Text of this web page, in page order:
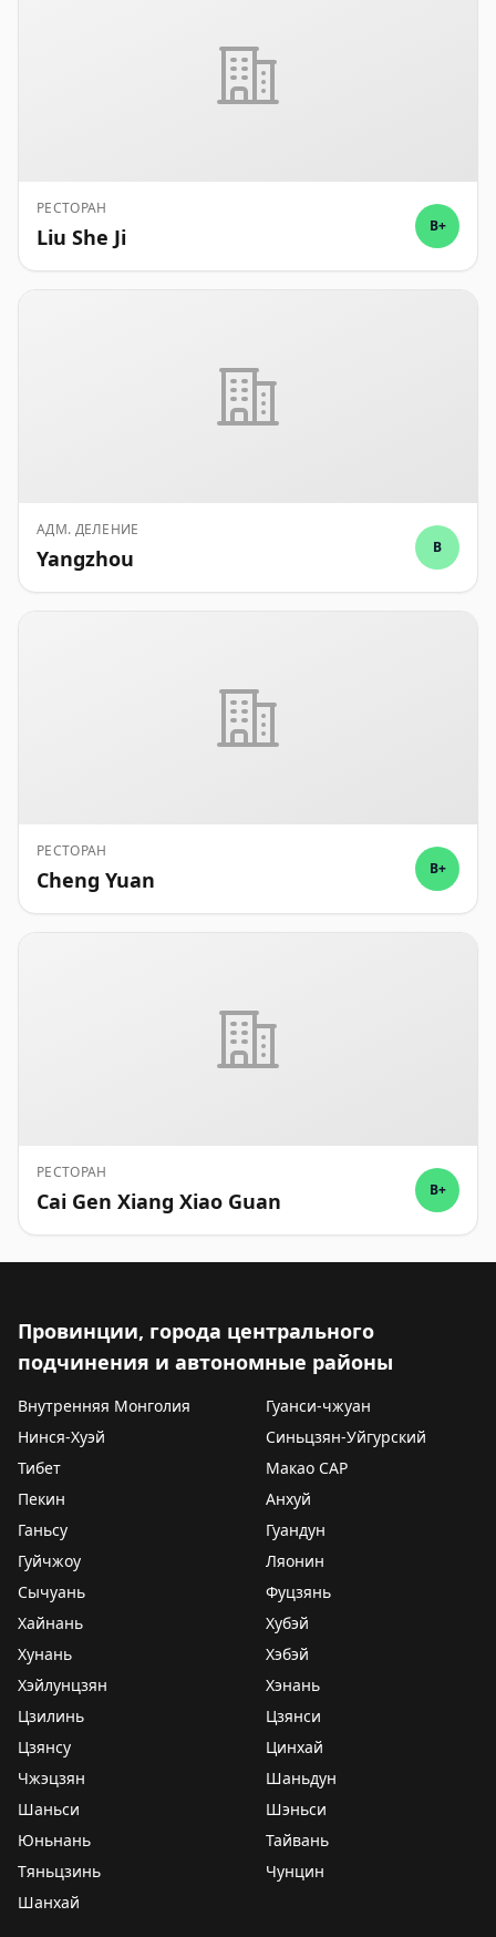
РЕСТОРАН
Liu She Ji B+
АДМ. ДЕЛЕНИЕ
Yangzhou B
РЕСТОРАН
Cheng Yuan B+
РЕСТОРАН
Cai Gen Xiang Xiao Guan B+
Провинции, города центрального
подчинения и автономные районы
Внутренняя Монголия
Гуанси-чжуан
Нинся-Хуэй
Синьцзян-Уйгурский
Тибет
Макао САР
Пекин
Анхуй
Ганьсу
Гуандун
Гуйчжоу
Ляонин
Сычуань
Фуцзянь
Хайнань
Хубэй
Хунань
Хэбэй
Хэйлунцзян
Хэнань
Цзилинь
Цзянси
Цзянсу
Цинхай
Чжэцзян
Шаньдун
Шаньси
Шэньси
Юньнань
Тайвань
Тяньцзинь
Чунцин
Шанхай